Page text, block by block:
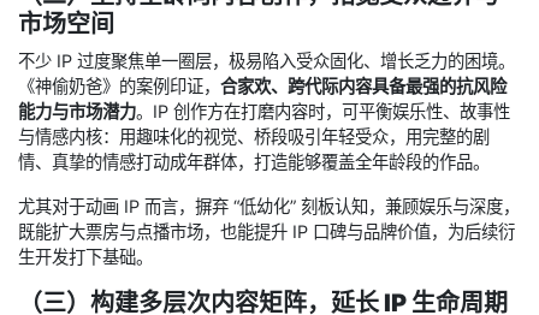
市场空间
不少 IP 过度聚焦单一圈层，极易陷入受众固化、增长乏力的困境。
《神偷奶爸》的案例印证， 合家欢、跨代际内容具备最强的抗风险
能力与市场潜力。IP 创作方在打磨内容时，可平衡娱乐性、故事性
与情感内核：用趣味化的视觉、桥段吸引年轻受众，用完整的剧
情、真挚的情感打动成年群体，打造能够覆盖全年龄段的作品。
尤其对于动画 IP 而言，摒弃 “低幼化” 刻板认知，兼顾娱乐与深度，
既能扩大票房与点播市场，也能提升 IP 口碑与品牌价值，为后续衍
生开发打下基础。
（三）构建多层次内容矩阵，延长 IP 生命周期